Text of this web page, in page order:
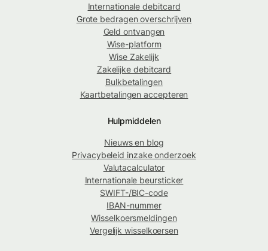
Internationale debitcard
Grote bedragen overschrijven
Geld ontvangen
Wise-platform
Wise Zakelijk
Zakelijke debitcard
Bulkbetalingen
Kaartbetalingen accepteren
Hulpmiddelen
Nieuws en blog
Privacybeleid inzake onderzoek
Valutacalculator
Internationale beursticker
SWIFT-/BIC-code
IBAN-nummer
Wisselkoersmeldingen
Vergelijk wisselkoersen